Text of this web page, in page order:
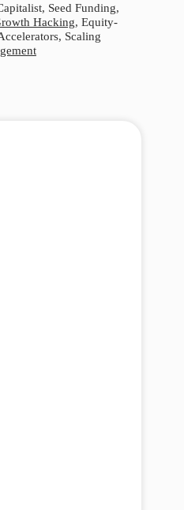
Seed Funding,
Hacking, Equity-
Scaling